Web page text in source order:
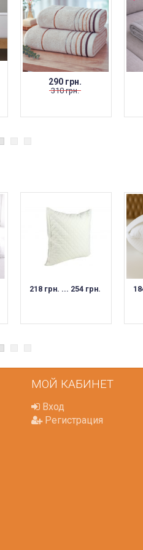
290 грн.
310 грн.
218 грн. ... 254 грн.
МОЙ КАБИНЕТ
Вход
Регистрация